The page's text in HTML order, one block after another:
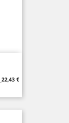
Preis
22,43 €